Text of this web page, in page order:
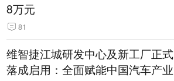
8万元
81
维智捷江城研发中心及新工厂正式
落成启用：全面赋能中国汽车产业